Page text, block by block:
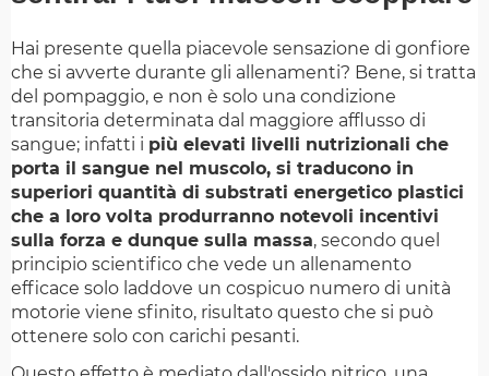
Hai presente quella piacevole sensazione di gonfiore
che si avverte durante gli allenamenti? Bene, si tratta
del pompaggio, e non è solo una condizione
transitoria determinata dal maggiore afflusso di
sangue; infatti i più elevati livelli nutrizionali che
porta il sangue nel muscolo, si traducono in
superiori quantità di substrati energetico plastici
che a loro volta produrranno notevoli incentivi
sulla forza e dunque sulla massa, secondo quel
principio scientifico che vede un allenamento
efficace solo laddove un cospicuo numero di unità
motorie viene sfinito, risultato questo che si può
ottenere solo con carichi pesanti.